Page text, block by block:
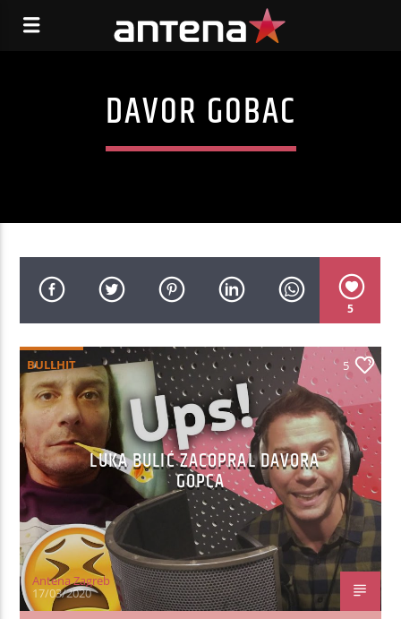
DAVOR GOBAC
5
BULLHIT 5
LUKA BULIĆ ZACOPRAL DAVORA
GOPCA
Antena Zagreb
17/03/2020